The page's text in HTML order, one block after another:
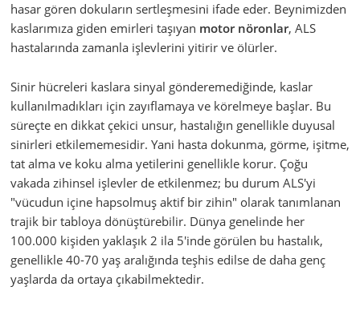
hasar gören dokuların sertleşmesini ifade eder. Beynimizden
kaslarımıza giden emirleri taşıyan motor nöronlar, ALS
hastalarında zamanla işlevlerini yitirir ve ölürler.
Sinir hücreleri kaslara sinyal gönderemediğinde, kaslar
kullanılmadıkları için zayıflamaya ve körelmeye başlar. Bu
süreçte en dikkat çekici unsur, hastalığın genellikle duyusal
sinirleri etkilememesidir. Yani hasta dokunma, görme, işitme,
tat alma ve koku alma yetilerini genellikle korur. Çoğu
vakada zihinsel işlevler de etkilenmez; bu durum ALS'yi
"vücudun içine hapsolmuş aktif bir zihin" olarak tanımlanan
trajik bir tabloya dönüştürebilir. Dünya genelinde her
100.000 kişiden yaklaşık 2 ila 5'inde görülen bu hastalık,
genellikle 40-70 yaş aralığında teşhis edilse de daha genç
yaşlarda da ortaya çıkabilmektedir.